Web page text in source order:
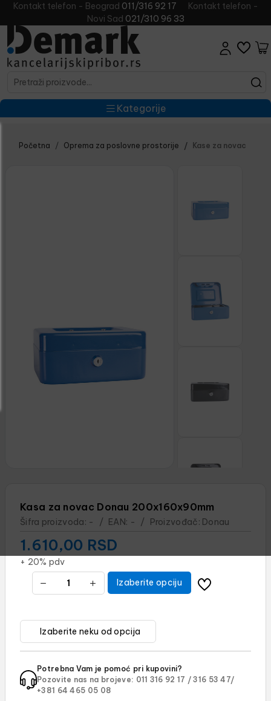
Kontakt telefon - Beograd 011/316 92 17
Kontakt telefon -
Novi Sad 021/310 96 33
Kategorije
Početna Oprema za poslovne prostorije Kase za novac
Kasa za novac Donau 200x160x90mm
Šifra proizvoda: - / EAN: - / Proizvođač: Donau
1.610,00 RSD
+ 20% pdv
Izaberite opciju
Potrebna Vam je pomoć pri kupovini?
Pozovite nas na brojeve: 011 316 92 17 / 316 53 47/
+381 64 465 05 08